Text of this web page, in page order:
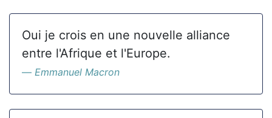
Oui je crois en une nouvelle alliance
entre l'Afrique et l'Europe.
Emmanuel Macron